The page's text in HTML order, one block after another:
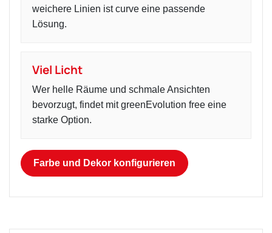
weichere Linien ist curve eine passende
Lösung.
Viel Licht
Wer helle Räume und schmale Ansichten
bevorzugt, findet mit greenEvolution free eine
starke Option.
Farbe und Dekor konfigurieren